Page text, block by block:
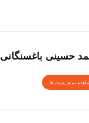
حسینی باغسنگانی
تمام پست ها